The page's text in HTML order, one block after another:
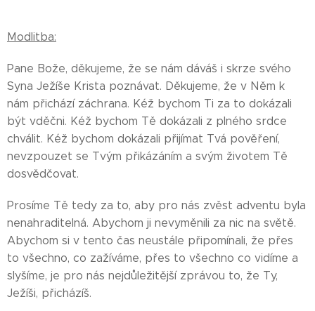
Modlitba:
Pane Bože, děkujeme, že se nám dáváš i skrze svého
Syna Ježíše Krista poznávat. Děkujeme, že v Něm k
nám přichází záchrana. Kéž bychom Ti za to dokázali
být vděčni. Kéž bychom Tě dokázali z plného srdce
chválit. Kéž bychom dokázali přijímat Tvá pověření,
nevzpouzet se Tvým přikázáním a svým životem Tě
dosvědčovat.
Prosíme Tě tedy za to, aby pro nás zvěst adventu byla
nenahraditelná. Abychom ji nevyměnili za nic na světě.
Abychom si v tento čas neustále připomínali, že přes
to všechno, co zažíváme, přes to všechno co vidíme a
slyšíme, je pro nás nejdůležitější zprávou to, že Ty,
Ježíši, přicházíš.